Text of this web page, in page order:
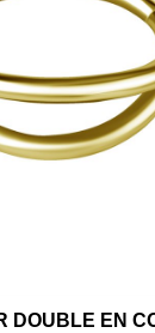
DOUBLE EN